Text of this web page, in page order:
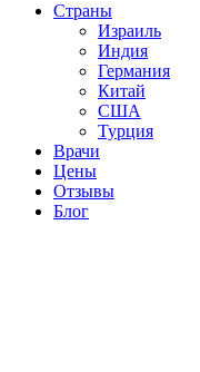
Страны
Израиль
Индия
Германия
Китай
США
Турция
Врачи
Цены
Отзывы
Блог